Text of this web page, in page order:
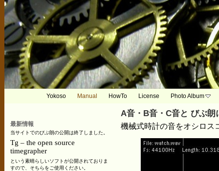
Yokoso Manual HowTo License Photo Album
最新情報
当サイトでのびぶ朗の公開は終了しました。
Tg – the open source
timegrapher
という素晴らしいソフトが公開されておりま
すので、そちらをご使用ください。
A音・B音・C音と びぶ朗
機械式時計の音をオシロス